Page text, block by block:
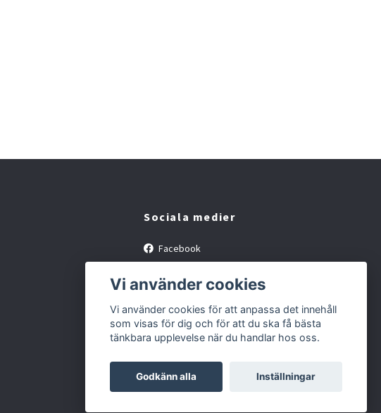
Sociala medier
Facebook
Vi använder cookies
Vi använder cookies för att anpassa det innehåll
som visas för dig och för att du ska få bästa
tänkbara upplevelse när du handlar hos oss.
Godkänn alla Inställningar